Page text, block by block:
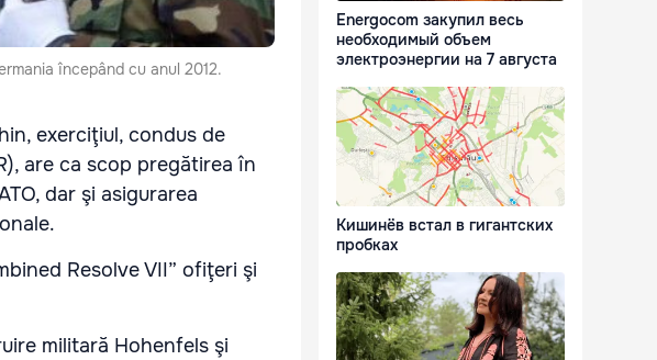
începând cu anul 2012.
exerciţiul, condus de
are ca scop pregătirea în
dar şi asigurarea
Resolve VII” ofiţeri şi
militară Hohenfels şi
Energocom закупил весь
необходимый объем
электроэнергии на 7 августа
Кишинёв встал в гигантских
пробках